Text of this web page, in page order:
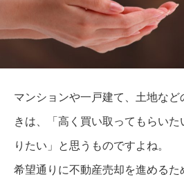
マンションや一戸建て、土地など
きは、「高く買い取ってもらい
りたい」と思うものですよね。
希望通りに不動産売却を進める